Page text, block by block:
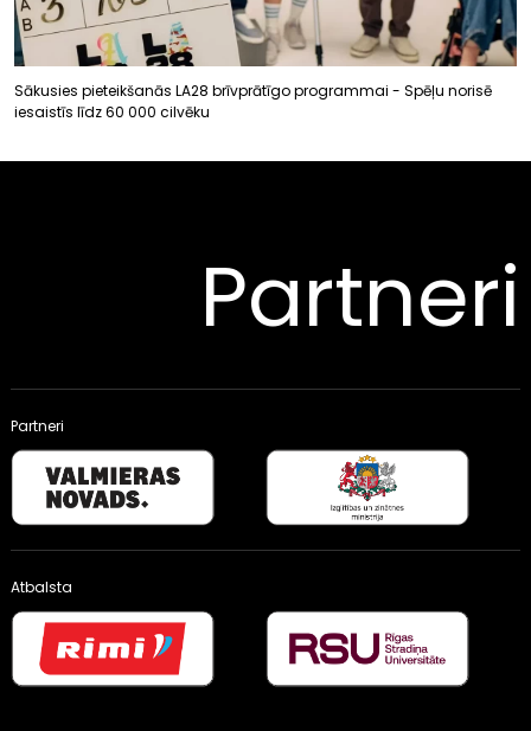
Sākusies pieteikšanās LA28 brīvprātīgo programmai - Spēļu norisē
iesaistīs līdz 60 000 cilvēku
Partneri
Partneri
Atbalsta